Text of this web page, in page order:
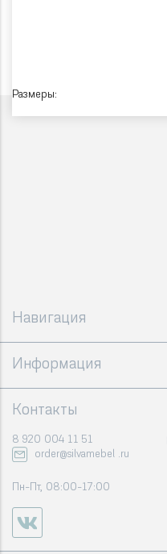
Размеры:
Навигация
Информация
Контакты
8 920 004 11 51
order@silvamebel .ru
Пн-Пт, 08:00-17:00